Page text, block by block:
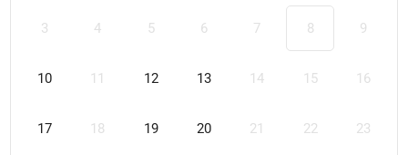
3 4 5 6 7 8 9
10 11 12 13 14 15 16
17 18 19 20 21 22 23